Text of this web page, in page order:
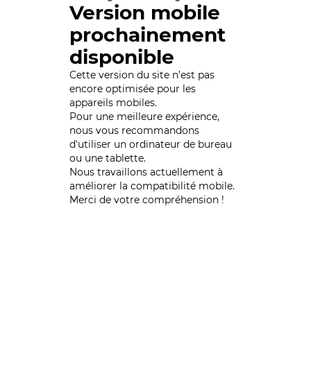
Version mobile
prochainement
disponible
Cette version du site n’est pas
encore optimisée pour les
appareils mobiles.
Pour une meilleure expérience,
nous vous recommandons
d'utiliser un ordinateur de bureau
ou une tablette.
Nous travaillons actuellement à
améliorer la compatibilité mobile.
Merci de votre compréhension !